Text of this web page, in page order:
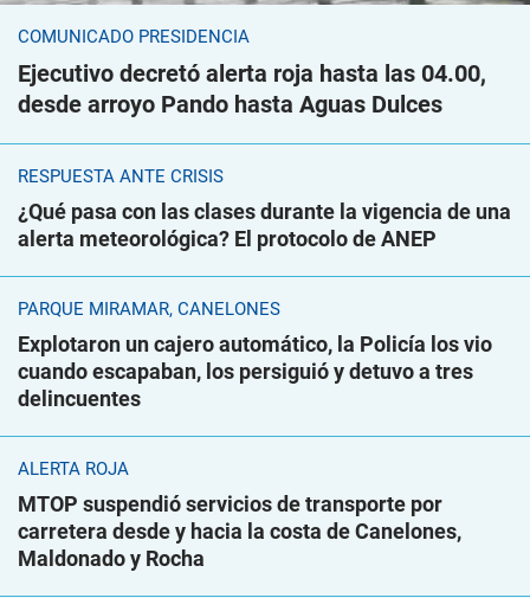
COMUNICADO PRESIDENCIA
Ejecutivo decretó alerta roja hasta las 04.00,
desde arroyo Pando hasta Aguas Dulces
RESPUESTA ANTE CRISIS
¿Qué pasa con las clases durante la vigencia de una
alerta meteorológica? El protocolo de ANEP
PARQUE MIRAMAR, CANELONES
Explotaron un cajero automático, la Policía los vio
cuando escapaban, los persiguió y detuvo a tres
delincuentes
ALERTA ROJA
MTOP suspendió servicios de transporte por
carretera desde y hacia la costa de Canelones,
Maldonado y Rocha